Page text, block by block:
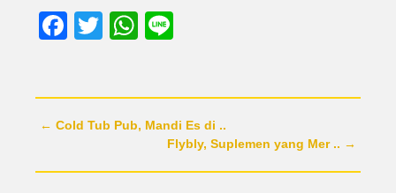
Facebook
TwitterWhatsApp
← Cold Tub Pub, Mandi Es di ..
Flybly, Suplemen yang Mer .. →